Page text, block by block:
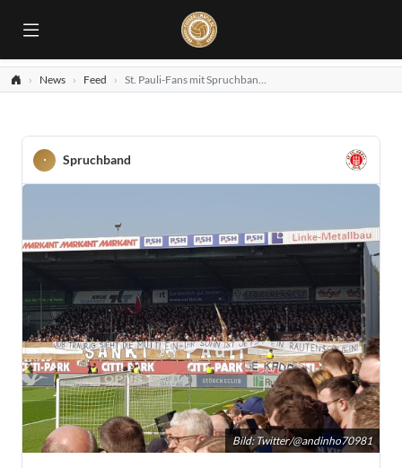
News Feed St. Pauli-Fans mit Spruchband gegen zu HSV wechselndem Spieler!
Spruchband
Bild: Twitter/@andinho70981